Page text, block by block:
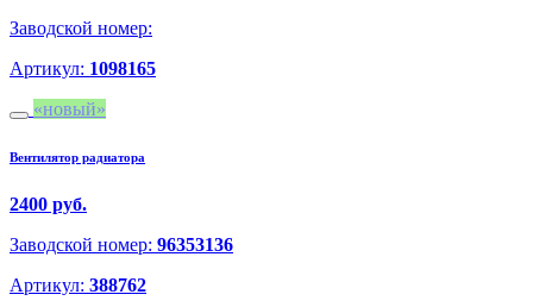
Заводской номер:
Артикул: 1098165
новый
Вентилятор радиатора
2400 руб.
Заводской номер: 96353136
Артикул: 388762